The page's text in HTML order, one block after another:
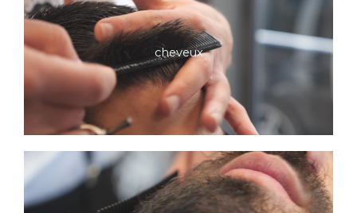
cheveux